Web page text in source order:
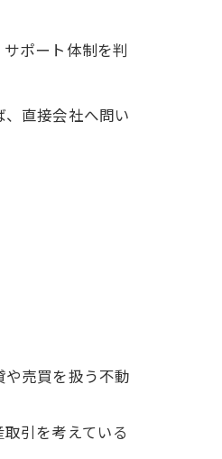
ポート体制を判
直接会社へ問い
売買を扱う不動
引を考えている